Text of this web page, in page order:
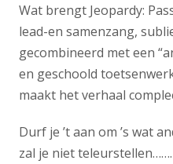
Wat brengt Jeopardy:
lead-en samenzang,
gecombineerd met een
en geschoold
maakt het verhaal
Durf je ’t aan om ’s wat
zal je niet